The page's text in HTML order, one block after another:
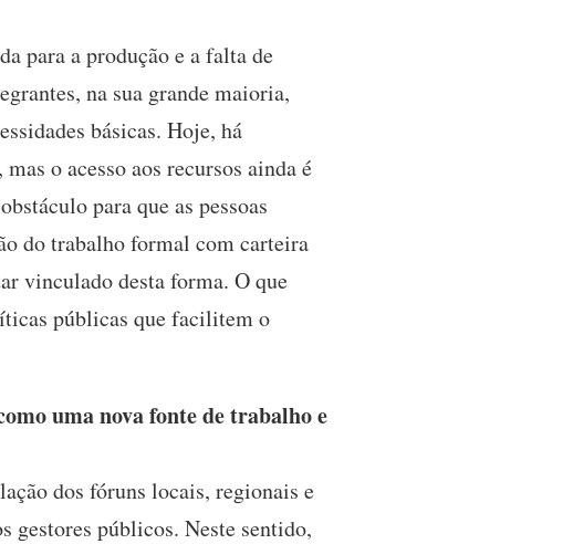
para a produção e a falta de
na sua grande maioria,
básicas. Hoje, há
o acesso aos recursos ainda é
para que as pessoas
do trabalho formal com carteira
vinculado desta forma. O que
públicas que facilitem o
uma nova fonte de trabalho e
dos fóruns locais, regionais e
gestores públicos. Neste sentido,